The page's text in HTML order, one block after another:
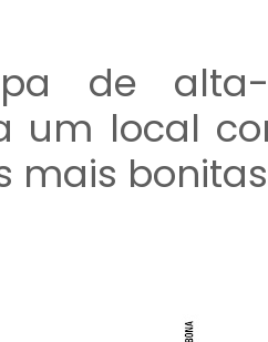
de
um local
mais